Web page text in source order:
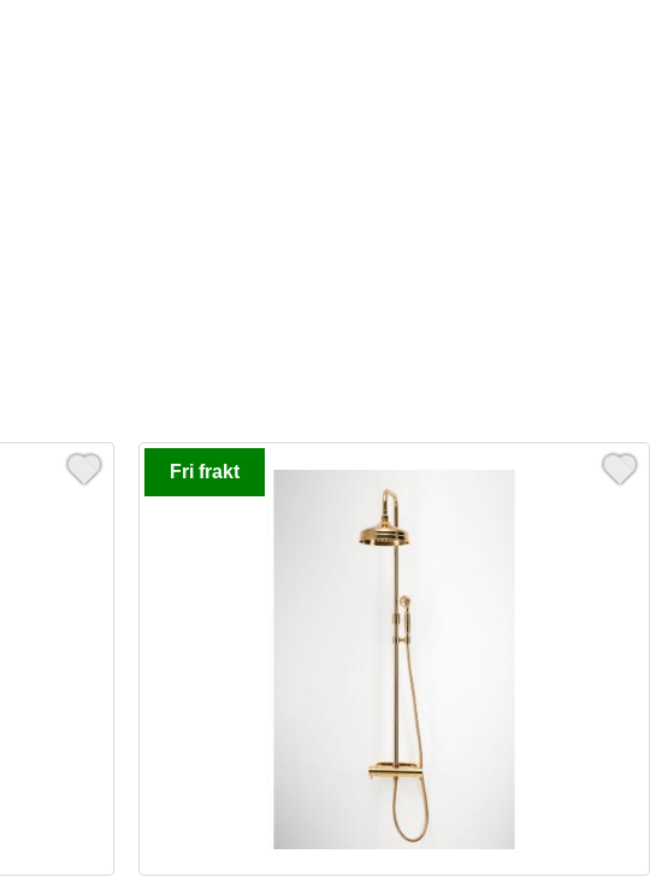
Fri frakt